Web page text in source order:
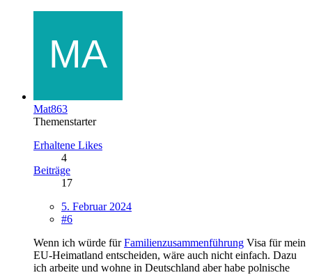
Mat863
Themenstarter
Erhaltene Likes
4
Beiträge
17
5. Februar 2024
#6
Wenn ich würde fürFamilienzusammenführung Visa für mein
EU-Heimatland entscheiden, wäre auch nicht einfach. Dazu
ich arbeite und wohne in Deutschland aber habe polnische